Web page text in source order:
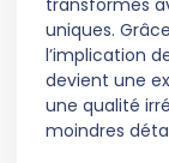
transformés
uniques.
l’implication
devient une
une qualité
moindres